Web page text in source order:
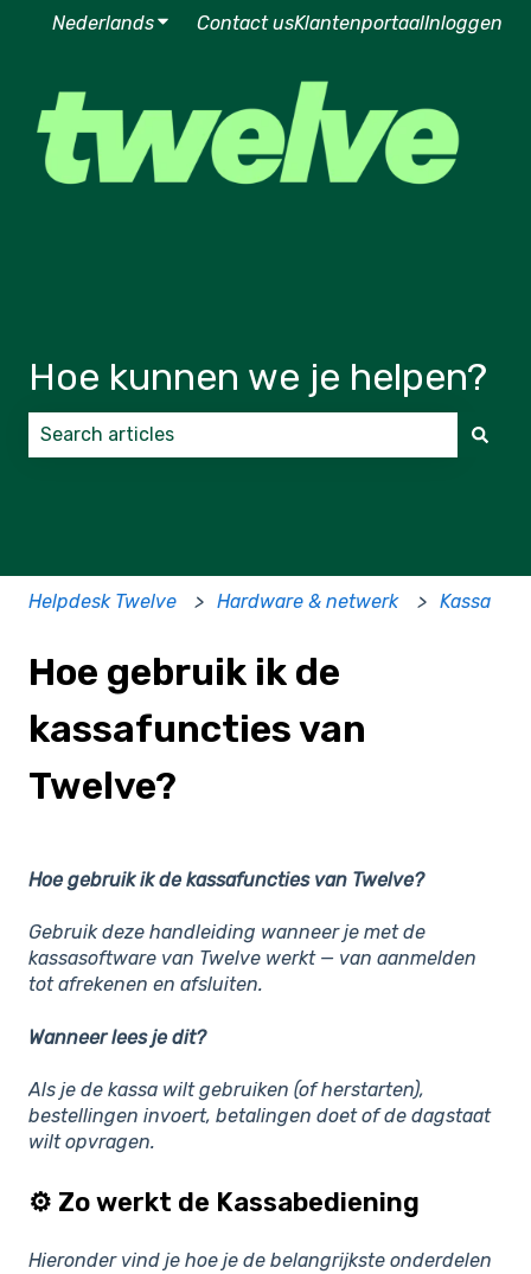
NederlandsSubmenu tonen voor vertalingen
Contact usKlantenportaalInloggen
Hoe kunnen we je helpen?
Helpdesk Twelve Hardware & netwerk Kassa
Hoe gebruik ik de
kassafuncties van
Twelve?
Hoe gebruik ik de kassafuncties van Twelve?
Gebruik deze handleiding wanneer je met de
kassasoftware van Twelve werkt — van aanmelden
tot afrekenen en afsluiten.
Wanneer lees je dit?
Als je de kassa wilt gebruiken (of herstarten),
bestellingen invoert, betalingen doet of de dagstaat
wilt opvragen.
⚙️ Zo werkt de Kassabediening
Hieronder vind je hoe je de belangrijkste onderdelen